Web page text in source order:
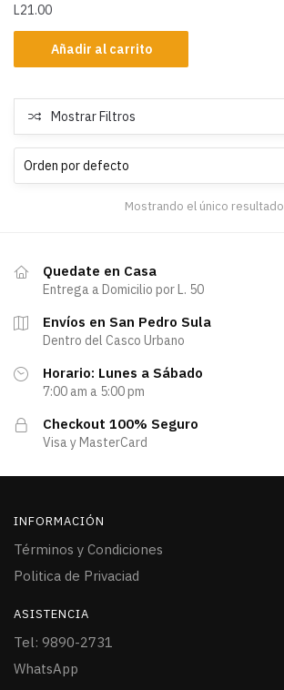
L21.00
Añadir al carrito
Mostrar Filtros
Mostrando el único resultado
Quedate en Casa
Entrega a Domicilio por L. 50
Envíos en San Pedro Sula
Dentro del Casco Urbano
Horario: Lunes a Sábado
7:00 am a 5:00 pm
Checkout 100% Seguro
Visa y MasterCard
INFORMACIÓN
Términos y Condiciones
Politica de Privaciad
ASISTENCIA
Tel: 9890-2731
WhatsApp